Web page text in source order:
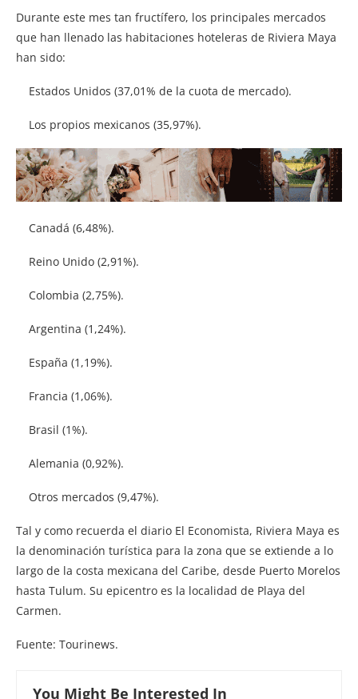
Durante este mes tan fructífero, los principales mercados
que han llenado las habitaciones hoteleras de Riviera Maya
han sido:
Estados Unidos (37,01% de la cuota de mercado).
Los propios mexicanos (35,97%).
Canadá (6,48%).
Reino Unido (2,91%).
Colombia (2,75%).
Argentina (1,24%).
España (1,19%).
Francia (1,06%).
Brasil (1%).
Alemania (0,92%).
Otros mercados (9,47%).
Tal y como recuerda el diario El Economista, Riviera Maya es
la denominación turística para la zona que se extiende a lo
largo de la costa mexicana del Caribe, desde Puerto Morelos
hasta Tulum. Su epicentro es la localidad de Playa del
Carmen.
Fuente: Tourinews.
You Might Be Interested In